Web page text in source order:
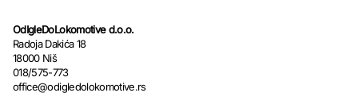
OdIgleDoLokomotive d.o.o.
Radoja Dakića 18
18000 Niš
018/575-773
office@odigledolokomotive.rs